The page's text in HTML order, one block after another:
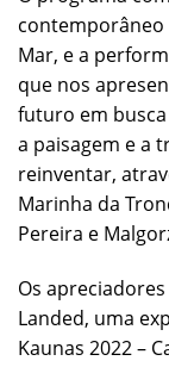
contemporâneo
Mar, e a
que nos
futuro em
a paisagem e a
reinventar,
Marinha da
Pereira e
Os
Landed, uma
Kaunas 2022 –